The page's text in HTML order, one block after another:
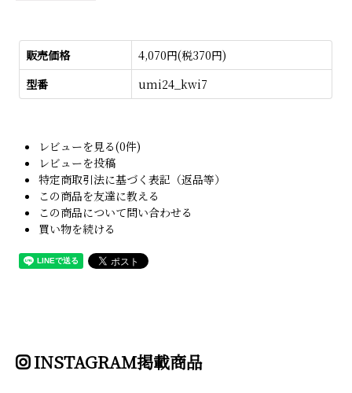
販売価格
4,070円(税370円)
型番
umi24_kwi7
レビューを見る(0件)
レビューを投稿
特定商取引法に基づく表記（返品等）
この商品を友達に教える
この商品について問い合わせる
買い物を続ける
INSTAGRAM掲載商品